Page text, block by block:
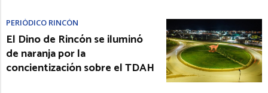
PERIÓDICO RINCÓN
El Dino de Rincón se iluminó
de naranja por la
concientización sobre el TDAH